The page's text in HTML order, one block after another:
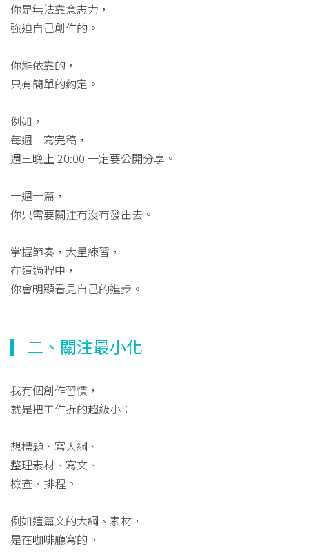
你是無法靠意志力，
強迫自己創作的。
你能依靠的，
只有簡單的約定。
例如，
每週二寫完稿，
週三晚上 20:00 一定要公開分享。
一週一篇，
你只需要關注有沒有發出去。
掌握節奏，大量練習，
在這過程中，
你會明顯看見自己的進步。
▎二、關注最小化
我有個創作習慣，
就是把工作拆的超級小：
想標題、寫大綱、
整理素材、寫文、
檢查、排程。
例如這篇文的大綱、素材，
是在咖啡廳寫的。